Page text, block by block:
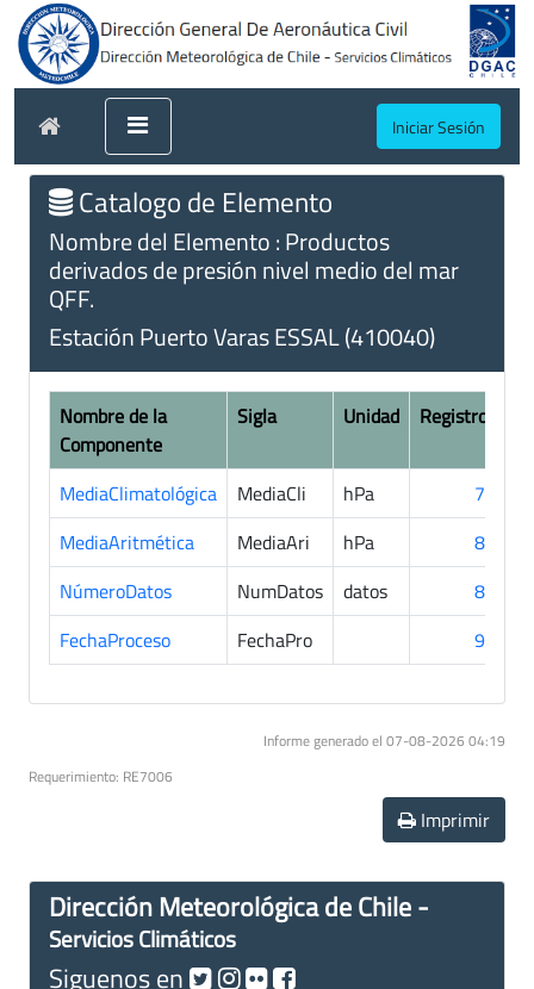
Iniciar Sesión
Catalogo de Elemento
Nombre del Elemento : Productos
derivados de presión nivel medio del mar
QFF.
Estación Puerto Varas ESSAL (410040)
Nombre de la
Componente
Sigla Unidad Registros
MediaClimatológica MediaCli hPa
71
MediaAritmética
MediaAri hPa
85
NúmeroDatos
NumDatos datos
85
FechaProceso
FechaPro 90
Informe generado el 07-08-2026 04:19
Requerimiento: RE7006
Imprimir
Dirección Meteorológica de Chile -
Servicios Climáticos
Siguenos en